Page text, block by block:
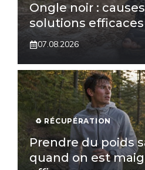
Ongle noir :
solutions efficaces
07.08.2026
♻️ RÉCUPÉRATION
Prendre du poids
quand on est